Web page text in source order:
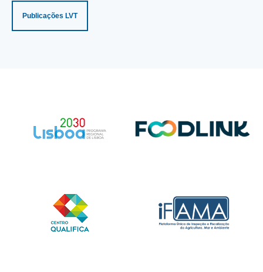
Publicações LVT